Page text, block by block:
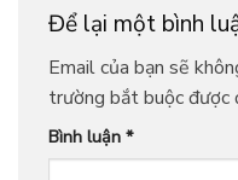
Để lại một bình
Email của bạn sẽ
trường bắt buộc được
Bình luận *